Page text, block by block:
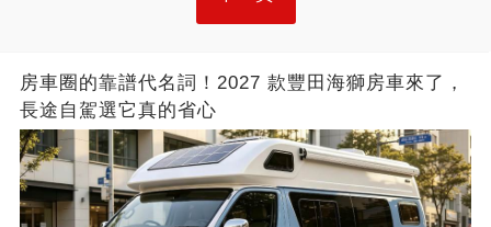
房車圈的靠譜代名詞！2027 款豐田海獅房車來了，
長途自駕選它真的省心